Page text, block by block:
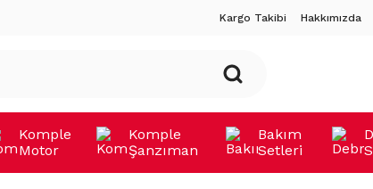
Kargo Takibi Hakkımızda
Komple
Motor
Komple
Şanzıman
Bakım
Setleri